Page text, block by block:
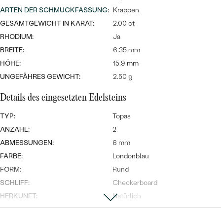
Meistverkaufte
Eheringe
ANSCHAUEN
MIT EDELSTEIN
GOLD
PLATIN
SILBER
EDELSTEINSCHMUCK
SCHMUCK MIT LAB GROWN
PERLENSCHMUCK
PERSONALISIERT
SYMBOLISCH
MINIMALISTISCH
NACH ANLASS
PREISWERTE
LUXURIÖSE
ARTEN DER SCHMUCKFASSUNG: Krappen
GESAMTGEWICHT IN KARAT:
2.00 ct
RHODIUM:
Ja
BREITE:
6.35 mm
HÖHE:
15.9 mm
UNGEFÄHRES GEWICHT:
2.50 g
Details des eingesetzten Edelsteins
TYP:
Topas
ANZAHL:
2
ABMESSUNGEN:
6 mm
FARBE:
Londonblau
FORM:
Rund
SCHLIFF:
Checkerboard
HERKUNFT:
Natürlich